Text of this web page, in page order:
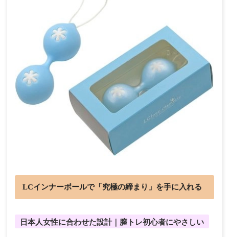
LCインナーボールで「究極の締まり」を手に入れる
日本人女性に合わせた設計｜膣トレ初心者にやさしい